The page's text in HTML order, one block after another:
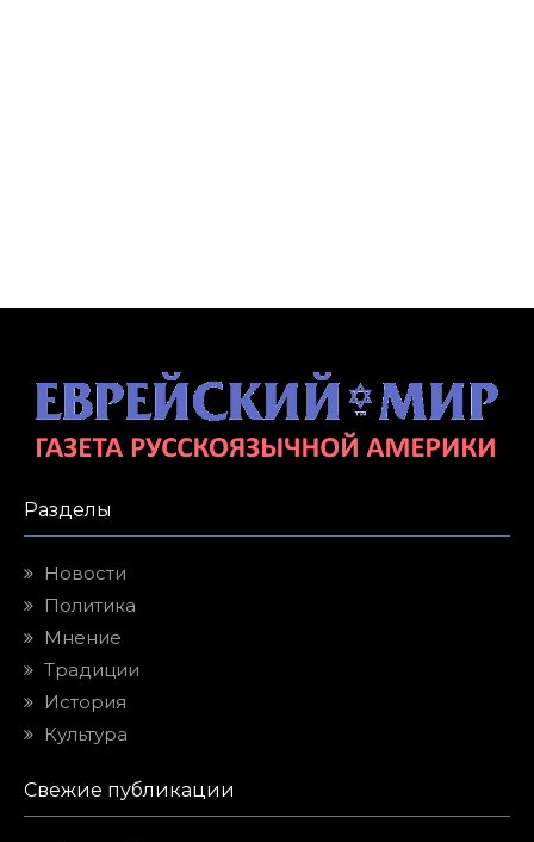
Разделы
Новости
Политика
Мнение
Традиции
История
Культура
Свежие публикации